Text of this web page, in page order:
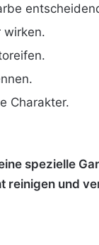
wirken.
Charakter.
spezielle
reinigen und